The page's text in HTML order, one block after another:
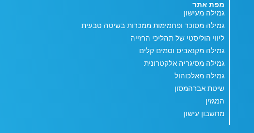
מפת אתר
גמילה מעישון
גמילה מסוכר ופחמימות ממכרות בשיטה טבעית
ליווי הוליסטי של תהליכי הרזייה
גמילה מקנאביס וסמים קלים
גמילה מסיגריה אלקטרונית
גמילה מאלכוהול
שיטת אברהמסון
המגזין
מחשבון עישון